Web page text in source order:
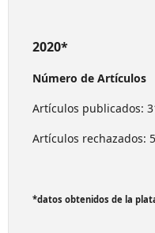
2020*
Número de Artículos
Artículos publicados:
Artículos rechazados: 5
*datos obtenidos de la